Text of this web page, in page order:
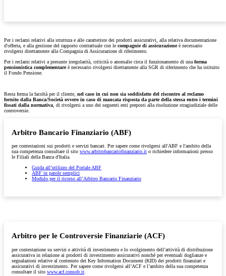
Per i reclami relativi alla struttura e alle caratteriste dei prodotti assicurativi, alla relativa documentazione
d'offerta, e alla gestione del rapporto contrattuale con le compagnie di assicurazioneè necessario
rivolgersi direttamente alla Compagnia di Assicurazione di riferimento.
Per i reclami relativi a presunte irregolarità, criticità o anomalie circa il funzionamento di una forma
pensionistica complementareè necessario rivolgersi direttamente alla SGR di riferimento che ha istituito
il Fondo Pensione.
Resta ferma la facoltà per il cliente, nel caso in cui non sia soddisfatto del riscontro al reclamo
fornito dalla Banca/Società ovvero in caso di mancata risposta da parte della stessa entro i termini
fissati dalla normativa , di rivolgersi a uno dei seguenti enti preposti alla risoluzione stragiudiziale delle
controversie.
Arbitro Bancario Finanziario (ABF)
per contestazioni sui prodotti e servizi bancari. Per sapere come rivolgersi all'ABF e l'ambito della
sua competenza consultare il sito www.arbitrobancariofinanziario.it o richiedere informazioni presso
le Filiali della Banca d'Italia.
Guida all’utilizzo del Portale ABF
ABF in parole semplici
Modulo per il ricorso all’Arbitro Bancario Finanziario
Arbitro per le Controversie Finanziarie (ACF)
per contestazione su servizi e attività di investimento e lo svolgimento dell’attività di distribuzione
assicurativa in relazione ai prodotti di investimento assicurativi nonché per eventuali doglianze e
segnalazioni relative al contenuto dei Key Information Document (KID) dei prodotti finanziari e
assicurativi di investimento. Per sapere come rivolgersi all’ACF e l’ambito della sua competenza
consultare il sito www.acf.consob.it